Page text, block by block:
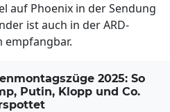
auf Phoenix in der Sendung
ist auch in der ARD-
empfangbar.
2025: So
Putin, Klopp und Co.